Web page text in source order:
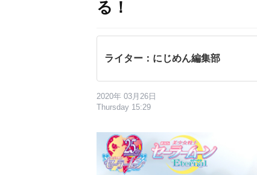
る！
ライター：にじめん編集部
2020年 03月26日
Thursday 15:29